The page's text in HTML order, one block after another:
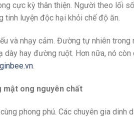
cực kỳ thân thiện. Người theo lối
tinh luyện độc hại khỏi chế độ ăn.
và nhạy cảm. Đường tự nhiên
dày hay đường ruột. Hơn nữa, nó
.
mật ong nguyên chất
phong phú. Các chuyên gia dinh